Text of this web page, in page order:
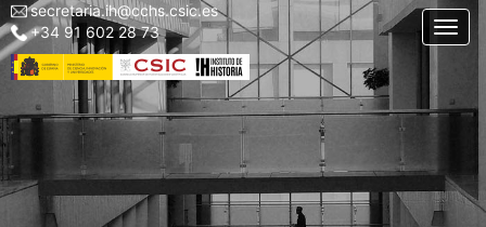
Pasar
al
contenido
Menu
top
left
secretaria.ih@cchs.csic.es
+34 91 602 28 73